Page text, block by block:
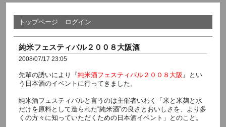
トップページ ログイン
純米フェスティバル２００８大阪酒
2008/07/17 23:05
先輩の誘いにより『純米酒フェスティバル２００８大阪』とい
う日本酒のイベントに行ってきました。
純米酒フェスティバルと言うのは主催者いわく「米と米麹と水
だけを原料として造られた“純米酒”の良さとおいしさを、より多
くの方々に知っていただくための日本酒イベント」とのこと。